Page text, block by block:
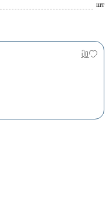
шт